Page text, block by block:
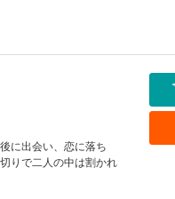
に出会い、恋に落ち
りで二人の中は割かれ